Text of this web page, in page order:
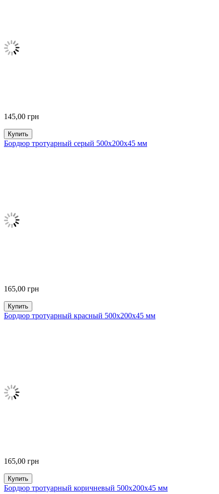
145,00 грн
Купить
Бордюр тротуарный серый 500х200х45 мм
165,00 грн
Купить
Бордюр тротуарный красный 500х200х45 мм
165,00 грн
Купить
Бордюр тротуарный коричневый 500х200х45 мм